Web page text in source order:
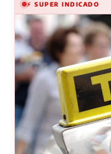
⚡ SUPER INDICADO